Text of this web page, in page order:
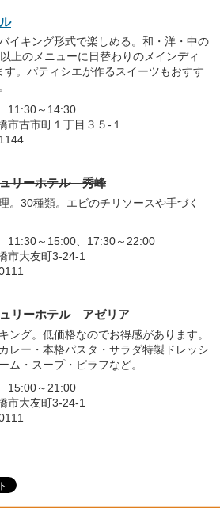
イキング形式で楽しめる。和・洋・中の
上のメニューに日替わりのメインディ
す。パティシエが作るスイーツもおすす
～14:30
古市町１丁目３５-１
リーホテル 秀峰
。30種類。エビのチリソースや手づく
～15:00、17:30～22:00
大友町3-24-1
リーホテル アゼリア
ング。低価格なのでお得感があります。
レー・本格パスタ・サラダ特製ドレッシ
ム・スープ・ピラフなど。
～21:00
大友町3-24-1